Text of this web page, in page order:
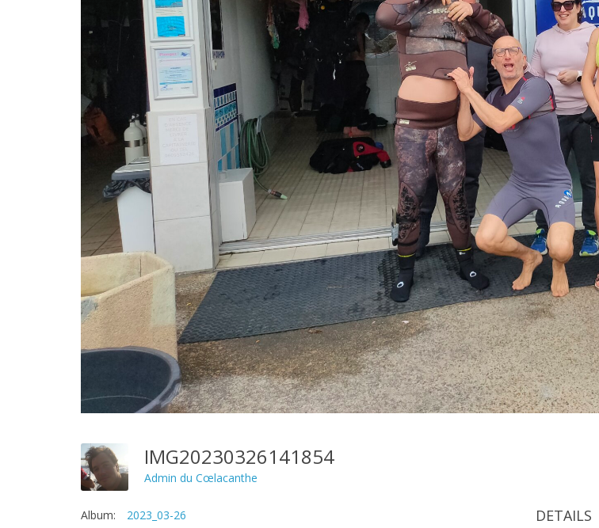
IMG20230326141854
Admin du Cœlacanthe
Album: 2023_03-26 DETAILS